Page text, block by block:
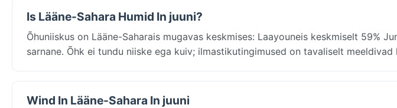
Is Lääne-Sahara Humid In juuni?
Õhuniiskus on Lääne-Saharais mugavas keskmises: Laayouneis keskmiselt 59%
sarnane. Õhk ei tundu niiske ega kuiv; ilmastikutingimused on tavaliselt meeldivad
Wind In Lääne-Sahara In juuni